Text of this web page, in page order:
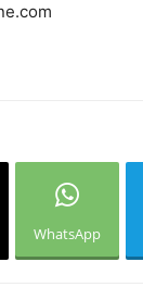
WhatsApp